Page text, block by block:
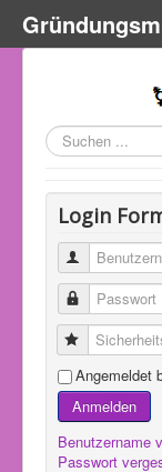
Suchen
...
Login
Passwort
Angemeldet
Anmelden
Benutzername
Passwort